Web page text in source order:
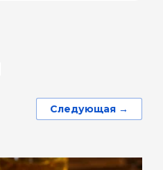
Следующая →